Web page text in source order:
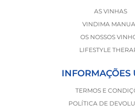
AS VINHAS
VINDIMA
OS NOSSOS
LIFESTYLE
INFORMAÇÕES
TERMOS E
POLÍTICA DE